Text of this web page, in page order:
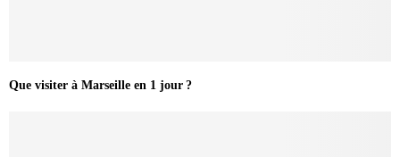
Que visiter à Marseille en 1 jour ?